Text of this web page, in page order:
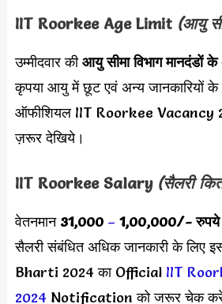
IIT Roorkee Age Limit (आयु
उम्मीदवार कीआयु सीमाविभाग मानदंडों
कृपया आयु में छूट एवं अन्य जानकारियों के
ऑफीशियल IIT Roorkee Vacancy
ज़रूर देखिये।
IIT Roorkee Salary (सैलरी
वेतनमान31,000 – 1,00,000/- रुपये
सैलरी संबंधित अधिक जानकारी के लिए
Bharti 2024 का Official IIT
2024 Notification को जरूर चेक